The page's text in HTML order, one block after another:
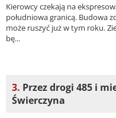
Kierowcy czekają na
południowa granicą. Budowa
może ruszyć już w tym roku.
bę...
3. Przez drogi 485 i
Świerczyna